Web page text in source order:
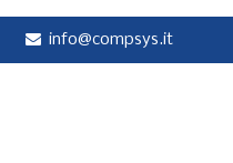
info@compsys.it